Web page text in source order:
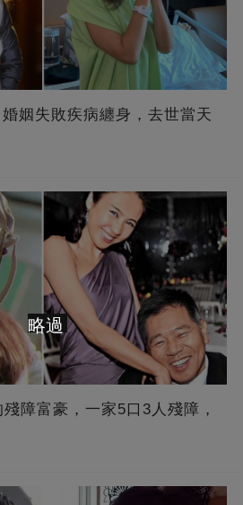
姻失敗疾病纏身，去世當天
障富豪，一家5口3人殘障，
略過